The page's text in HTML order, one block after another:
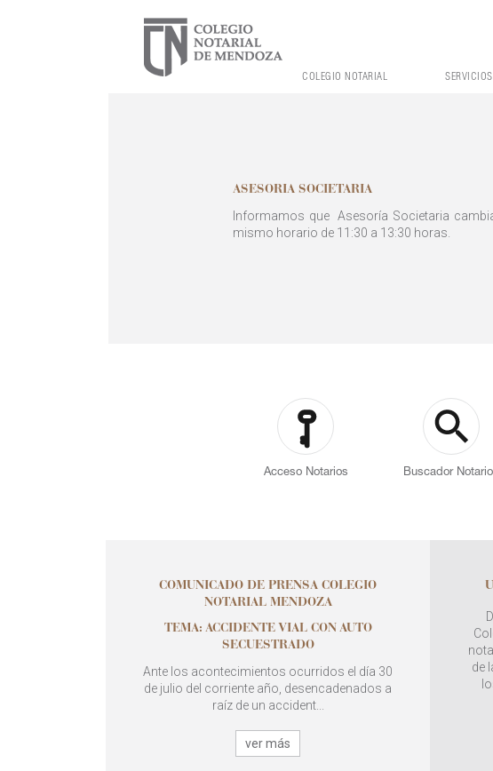
COLEGIO NOTARIAL SERVICIOS
ASESORIA SOCIETARIA
Informamos que Asesoría Societaria
mismo horario de 11:30 a 13:30 horas.
Acceso Notarios Buscador
COMUNICADO DE PRENSA COLEGIO
NOTARIAL MENDOZA
TEMA: ACCIDENTE VIAL CON AUTO
SECUESTRADO
Ante los acontecimientos ocurridos el día 30
de julio del corriente año, desencadenados a
raíz de un accident...
ver más
de